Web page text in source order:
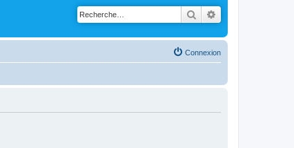
Rechercher
Connexion